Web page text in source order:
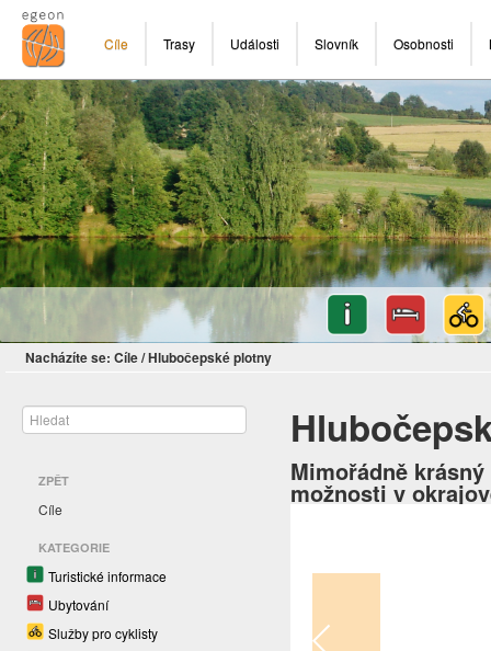
Cíle Trasy Události Slovník Osobnosti
Nacházíte se: Cíle/Hlubočepské plotny
ZPĚT
Cíle
KATEGORIE
Turistické informace
Ubytování
Služby pro cyklisty
Mimořádně
možnosti v